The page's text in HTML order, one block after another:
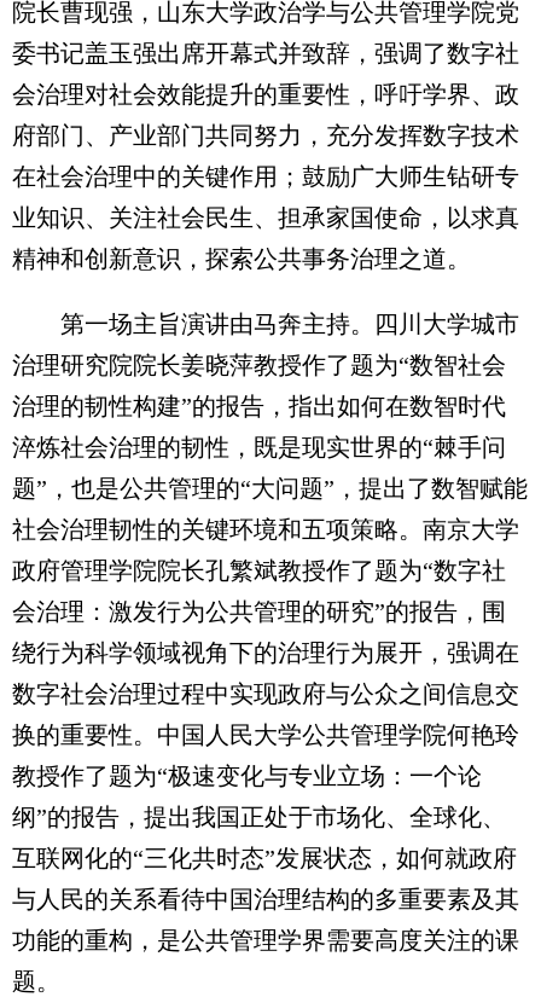
院长曹现强，山东大学政治学与公共管理学院党
委书记盖玉强出席开幕式并致辞，强调了数字社
会治理对社会效能提升的重要性，呼吁学界、政
府部门、产业部门共同努力，充分发挥数字技术
在社会治理中的关键作用；鼓励广大师生钻研专
业知识、关注社会民生、担承家国使命，以求真
精神和创新意识，探索公共事务治理之道。
第一场主旨演讲由马奔主持。四川大学城市
治理研究院院长姜晓萍教授作了题为“数智社会
治理的韧性构建”的报告，指出如何在数智时代
淬炼社会治理的韧性，既是现实世界的“棘手问
题”，也是公共管理的“大问题”，提出了数智赋能
社会治理韧性的关键环境和五项策略。南京大学
政府管理学院院长孔繁斌教授作了题为“数字社
会治理：激发行为公共管理的研究”的报告，围
绕行为科学领域视角下的治理行为展开，强调在
数字社会治理过程中实现政府与公众之间信息交
换的重要性。中国人民大学公共管理学院何艳玲
教授作了题为“极速变化与专业立场：一个论
纲”的报告，提出我国正处于市场化、全球化、
互联网化的“三化共时态”发展状态，如何就政府
与人民的关系看待中国治理结构的多重要素及其
功能的重构，是公共管理学界需要高度关注的课
题。